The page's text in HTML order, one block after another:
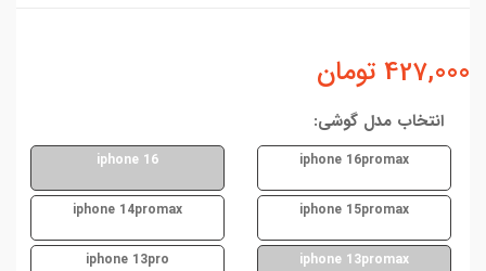
427,000 تومان
انتخاب مدل گوشی:
iphone 16promax
iphone 16
iphone 15promax
iphone 14promax
iphone 13promax
iphone 13pro